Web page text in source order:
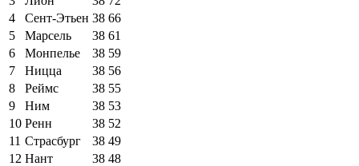
4
Сент-Этьен 38 66
5
Марсель 38 61
6
Монпелье 38 59
7
Ницца 38 56
8
Реймс 38 55
9
Ним 38 53
10 Ренн 38 52
11 Страсбург 38 49
12 Нант 38 48